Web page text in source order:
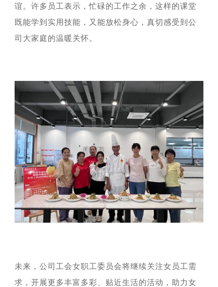
谊。许多员工表示，忙碌的工作之余，这样的课堂
既能学到实用技能，又能放松身心，真切感受到公
司大家庭的温暖关怀。
未来，公司工会女职工委员会将继续关注女员工需
求，开展更多丰富多彩、贴近生活的活动，助力女